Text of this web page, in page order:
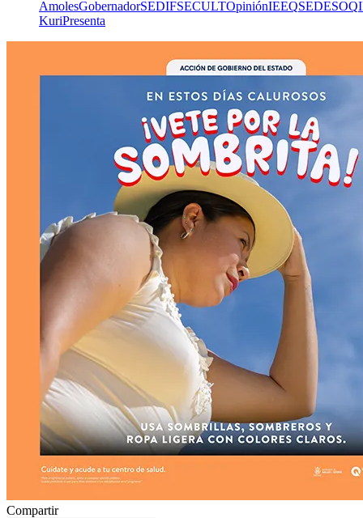
AmolesGobernadorSEDIFSECULTOpiniónIEEQSEDESOQ
KuriPresenta
Compartir